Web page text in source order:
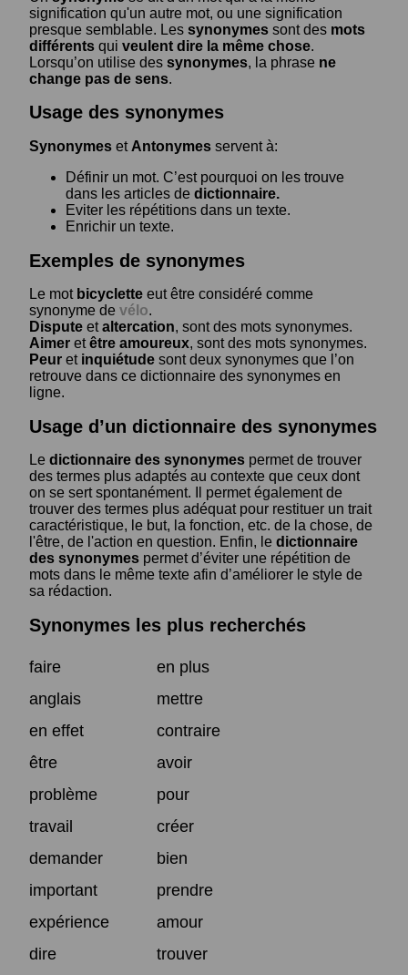
signification qu'un autre mot, ou une signification
presque semblable. Les synonymes sont des mots
différents qui veulent dire la même chose.
Lorsqu’on utilise des synonymes, la phrase ne
change pas de sens.
Usage des synonymes
Synonymes et Antonymes servent à:
Définir un mot. C’est pourquoi on les trouve
dans les articles de dictionnaire.
Eviter les répétitions dans un texte.
Enrichir un texte.
Exemples de synonymes
Le mot bicyclette eut être considéré comme
synonyme de vélo.
Dispute etaltercation, sont des mots synonymes.
Aimer etêtre amoureux, sont des mots synonymes.
Peur et inquiétude sont deux synonymes que l’on
retrouve dans ce dictionnaire des synonymes en
ligne.
Usage d’un dictionnaire des synonymes
Le dictionnaire des synonymes permet de trouver
des termes plus adaptés au contexte que ceux dont
on se sert spontanément. Il permet également de
trouver des termes plus adéquat pour restituer un trait
caractéristique, le but, la fonction, etc. de la chose, de
l'être, de l'action en question. Enfin, le dictionnaire
des synonymes permet d’éviter une répétition de
mots dans le même texte afin d’améliorer le style de
sa rédaction.
Synonymes les plus recherchés
faire
en plus
anglais
mettre
en effet
contraire
être
avoir
problème
pour
travail
créer
demander
bien
important
prendre
expérience
amour
dire
trouver